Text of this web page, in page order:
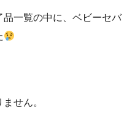
一覧の中に、ベビーセバ
せん。